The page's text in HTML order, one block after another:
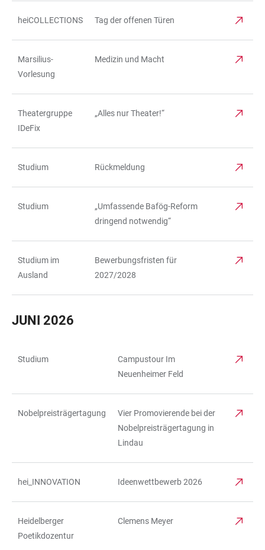
heiCOLLECTIONS Tag der offenen Türen
Marsilius-
Vorlesung
Medizin und Macht
Theatergruppe
IDeFix
„Alles nur Theater!“
Studium Rückmeldung
Studium
„Umfassende Bafög-Reform
dringend notwendig“
Studium im
Ausland
Bewerbungsfristen für
2027/2028
JUNI 2026
Studium
Campustour Im
Neuenheimer Feld
Nobelpreisträgertagung
Vier Promovierende bei der
Nobelpreisträgertagung in
Lindau
hei_INNOVATION Ideenwettbewerb 2026
Heidelberger
Poetikdozentur
Clemens Meyer